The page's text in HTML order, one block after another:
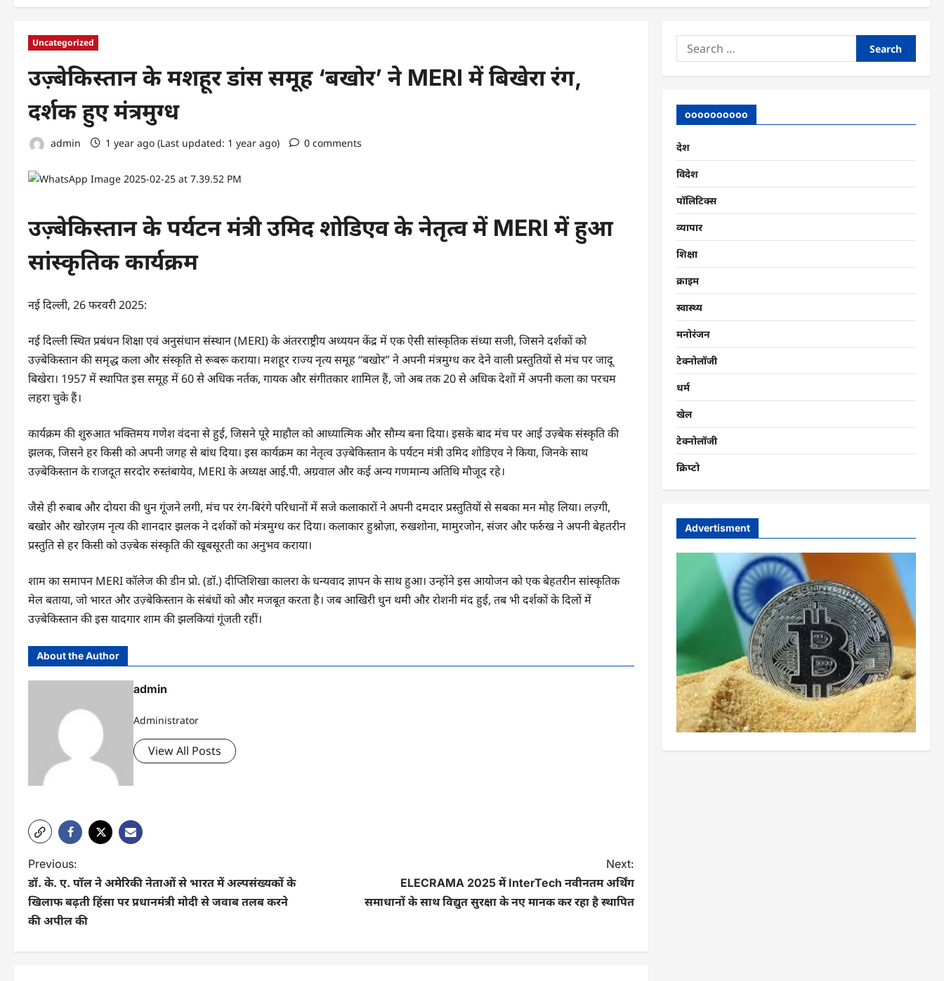
Uncategorized
उज़्बेकिस्तान के मशहूर डांस समूह ‘बखोर’ ने MERI में बिखेरा रंग,
दर्शक हुए मंत्रमुग्ध
admin 1 year ago (Last updated: 1 year ago) 0 comments
उज़्बेकिस्तान के पर्यटन मंत्री उमिद शोडिएव के नेतृत्व में MERI में हुआ
सांस्कृतिक कार्यक्रम
नई दिल्ली, 26 फरवरी 2025:
नई दिल्ली स्थित प्रबंधन शिक्षा एवं अनुसंधान संस्थान (MERI) के अंतरराष्ट्रीय अध्ययन केंद्र में एक ऐसी सांस्कृतिक संध्या सजी, जिसने दर्शकों को
उज़्बेकिस्तान की समृद्ध कला और संस्कृति से रूबरू कराया। मशहूर राज्य नृत्य समूह “बखोर” ने अपनी मंत्रमुग्ध कर देने वाली प्रस्तुतियों से मंच पर जादू
बिखेरा। 1957 में स्थापित इस समूह में 60 से अधिक नर्तक, गायक और संगीतकार शामिल हैं, जो अब तक 20 से अधिक देशों में अपनी कला का परचम
लहरा चुके हैं।
कार्यक्रम की शुरुआत भक्तिमय गणेश वंदना से हुई, जिसने पूरे माहौल को आध्यात्मिक और सौम्य बना दिया। इसके बाद मंच पर आई उज़्बेक संस्कृति की
झलक, जिसने हर किसी को अपनी जगह से बांध दिया। इस कार्यक्रम का नेतृत्व उज़्बेकिस्तान के पर्यटन मंत्री उमिद शोडिएव ने किया, जिनके साथ
उज़्बेकिस्तान के राजदूत सरदोर रुस्तंबायेव, MERI के अध्यक्ष आई.पी. अग्रवाल और कई अन्य गणमान्य अतिथि मौजूद रहे।
जैसे ही रुबाब और दोयरा की धुन गूंजने लगी, मंच पर रंग-बिरंगे परिधानों में सजे कलाकारों ने अपनी दमदार प्रस्तुतियों से सबका मन मोह लिया। लज़्गी,
बखोर और खोरज़म नृत्य की शानदार झलक ने दर्शकों को मंत्रमुग्ध कर दिया। कलाकार हुश्नोज़ा, रुखशोना, मामुरजोन, संजर और फर्रुख ने अपनी बेहतरीन
प्रस्तुति से हर किसी को उज़्बेक संस्कृति की खूबसूरती का अनुभव कराया।
शाम का समापन MERI कॉलेज की डीन प्रो. (डॉ.) दीप्तिशिखा कालरा के धन्यवाद ज्ञापन के साथ हुआ। उन्होंने इस आयोजन को एक बेहतरीन सांस्कृतिक
मेल बताया, जो भारत और उज़्बेकिस्तान के संबंधों को और मजबूत करता है। जब आखिरी धुन थमी और रोशनी मंद हुई, तब भी दर्शकों के दिलों में
उज़्बेकिस्तान की इस यादगार शाम की झलकियां गूंजती रहीं।
About the Author
admin
Administrator
View All Posts
P
o
s
Previous:
डॉ. के. ए. पॉल ने अमेरिकी नेताओं से भारत में अल्पसंख्यकों के
खिलाफ बढ़ती हिंसा पर प्रधानमंत्री मोदी से जवाब तलब करने
की अपील की
Next:
ELECRAMA 2025 में InterTech नवीनतम अर्थिंग
समाधानों के साथ विद्युत सुरक्षा के नए मानक कर रहा है स्थापित
Search
for:
oooooooooo
देश
विदेश
पॉलिटिक्स
व्यापार
शिक्षा
क्राइम
स्वास्थ्य
मनोरंजन
टेक्नोलॉजी
धर्म
खेल
टेक्नोलॉजी
क्रिप्टो
Advertisment